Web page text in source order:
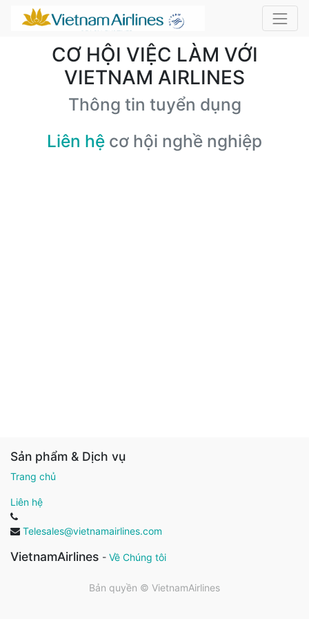
CƠ HỘI VIỆC LÀM VỚI
VIETNAM AIRLINES
Thông tin tuyển dụng
Liên hệ cơ hội nghề nghiệp
Sản phẩm & Dịch vụ
Trang chủ
Liên hệ
Telesales@vietnamairlines.com
VietnamAirlines - Về Chúng tôi
Bản quyền © VietnamAirlines